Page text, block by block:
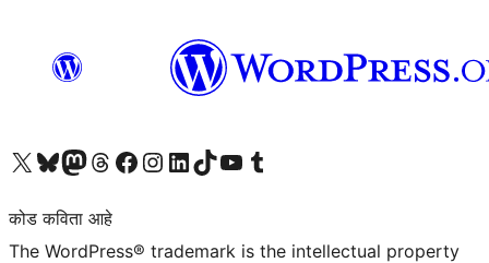
आमच्या X (एक्स) (पूर्वीचे ट्विटर) खात्याला भेट द्या आमच्या ब्लूस्की खात्याला भेट द्या.आमच्या Mastodon खात्याला भेट द्या.आमच्या थ्रेड्स खात्याला भेट द्या. आमच्या फेसबुक पेजला भेट द्या आमच्या इंस्टाग्राम खात्याला भेट द्या आमच्या लिंक्डइन खात्याला भेट द्या आमच्या टिकटॉक अकाउंटला भेट द्या.आमच्या यूट्यूब चॅनेलला भेट द्या आमच्या टंबलर खात्याला भेट द्या.
कोड कविता आहे
The WordPress® trademark is the intellectual property